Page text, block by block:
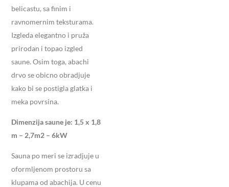
belicastu, sa finim i
ravnomernim teksturama.
Izgleda elegantno i pruža
prirodan i topao izgled
saune. Osim toga, abachi
drvo se obicno obradjuje
kako bi se postigla glatka i
meka povrsina.
Dimenzija saune je: 1,5 x 1,8
m – 2,7m2 – 6kW
Sauna po meri se izradjuje u
oformljenom prostoru sa
klupama od abachija. U cenu